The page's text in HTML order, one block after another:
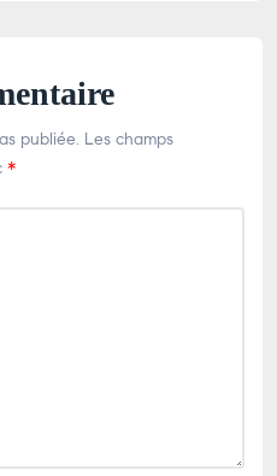
publiée. Les champs
*